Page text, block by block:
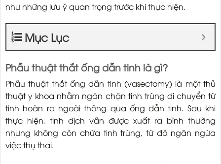
như những lưu ý quan trọng trước khi thực hiện.
Mục Lục
Phẫu thuật thắt ống dẫn tinh là gì?
Phẫu thuật thắt ống dẫn tinh (vasectomy) là một thủ
thuật y khoa nhằm ngăn chặn tinh trùng di chuyển từ
tinh hoàn ra ngoài thông qua ống dẫn tinh. Sau khi
thực hiện, tinh dịch vẫn được xuất ra bình thường
nhưng không còn chứa tinh trùng, từ đó ngăn ngừa
việc thụ thai.